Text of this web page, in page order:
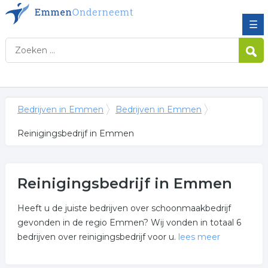
☰
Bedrijven in Emmen Bedrijven in Emmen
Reinigingsbedrijf in Emmen
Reinigingsbedrijf in Emmen
Heeft u de juiste bedrijven over schoonmaakbedrijf
gevonden in de regio Emmen? Wij vonden in totaal 6
bedrijven over reinigingsbedrijf voor u. lees meer